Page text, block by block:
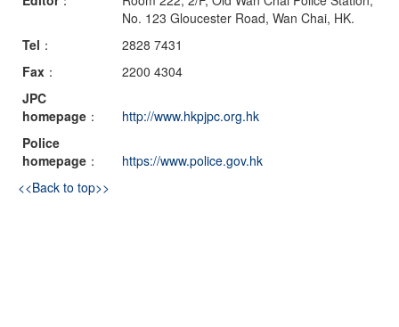
No. 123 Gloucester Road, Wan Chai, HK.
Tel ：
2828 7431
Fax ：
2200 4304
JPC
homepage ：
http://www.hkpjpc.org.hk
Police
homepage ：
https://www.police.gov.hk
<<Back to top>>